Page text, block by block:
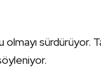
olmayı sürdürüyor.